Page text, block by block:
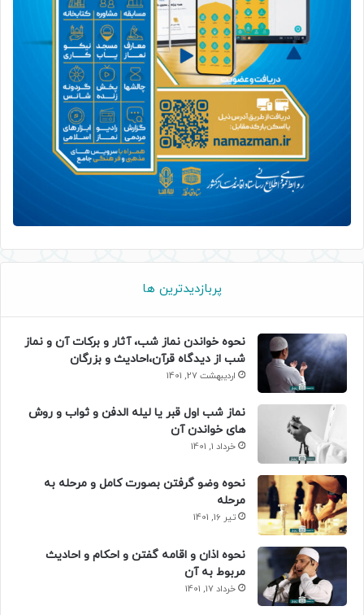
پربازدیدترین ها
نحوه خواندن نماز شب، آثار و برکات آن و نماز
شب از دیدگاه قرآن،احادیث و بزرگان
اردیبهشت 27, 1401
نماز شب اول قبر یا لیله الدفن و ثواب و روش
های خواندن آن
خرداد 1, 1401
نحوه وضو گرفتن بصورت کامل و مرحله به
مرحله
تیر 16, 1401
نحوه اذان و اقامه گفتن و احکام و احادیث
مربوط به آن
خرداد 17, 1401